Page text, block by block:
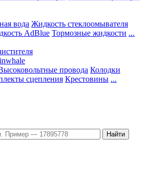
вода Жидкость стеклоомывателя
AdBlue Тормозные жидкости ...
провода Колодки
сцепления Крестовины ...